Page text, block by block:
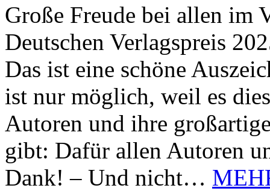
Große Freude bei allen im
Deutschen Verlagspreis
Das ist eine schöne
ist nur möglich, weil es
Autoren und ihre
gibt: Dafür allen Autoren
Dank! – Und nicht…